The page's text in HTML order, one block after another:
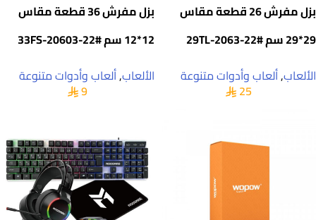
بزل مفرش 26 قطعة مقاس
29*29 سم #22-2063-29TL
الألعاب,ألعاب وأدوات متنوعة
25
بزل مفرش 36 قطعة مقاس
12*12 سم #22-20603-33FS
الألعاب,ألعاب وأدوات متنوعة
9